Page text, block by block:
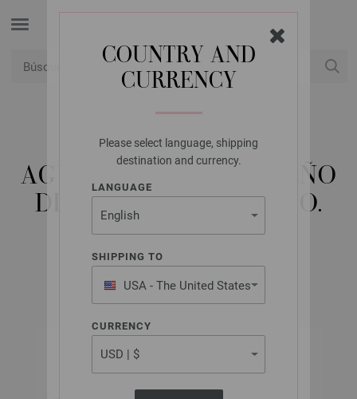
COUNTRY AND
CURRENCY
Please select language, shipping
destination and currency.
LANGUAGE
SHIPPING TO
USA - The United States
of America
CURRENCY
LANA GROSSA
AGUJA CIRCULAR DISEÑO
DE MADERA COLOR NO.
6,5/80CM